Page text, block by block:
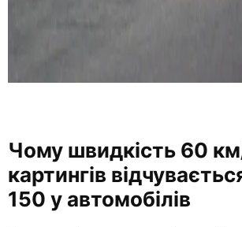
Чому швидкість 60
картингів
150 у автомобілів